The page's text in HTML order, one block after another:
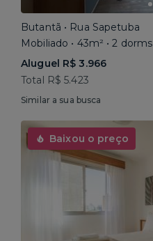
Butantã • Rua Sapetuba
Mobiliado • 43m² • 2 dorms
Aluguel R$ 3.966
Total R$ 5.423
Similar a sua busca
Baixou o preço